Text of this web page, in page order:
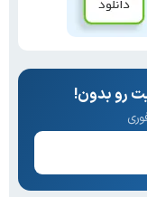
رو بدون!